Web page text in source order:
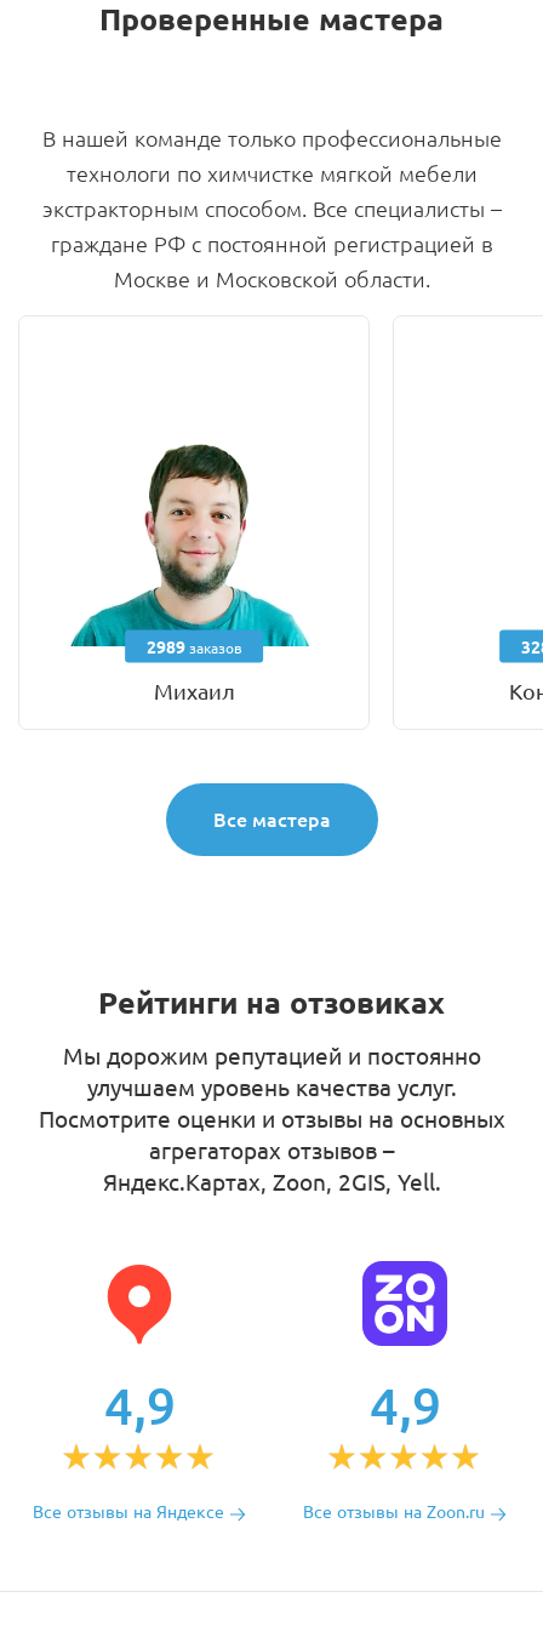
Проверенные мастера
В нашей команде только профессиональные
технологи по химчистке мягкой мебели
экстракторным способом. Все специалисты –
граждане РФ с постоянной регистрацией в
Москве и Московской области.
2989заказов
Михаил
Все мастера
Рейтинги на отзовиках
Мы дорожим репутацией и постоянно
улучшаем уровень качества услуг.
Посмотрите оценки и отзывы на основных
агрегаторах отзывов –
Яндекс.Картах, Zoon, 2GIS, Yell.
4,9
Все отзывы на Яндексе
4,9
Все отзывы на Zoon.ru